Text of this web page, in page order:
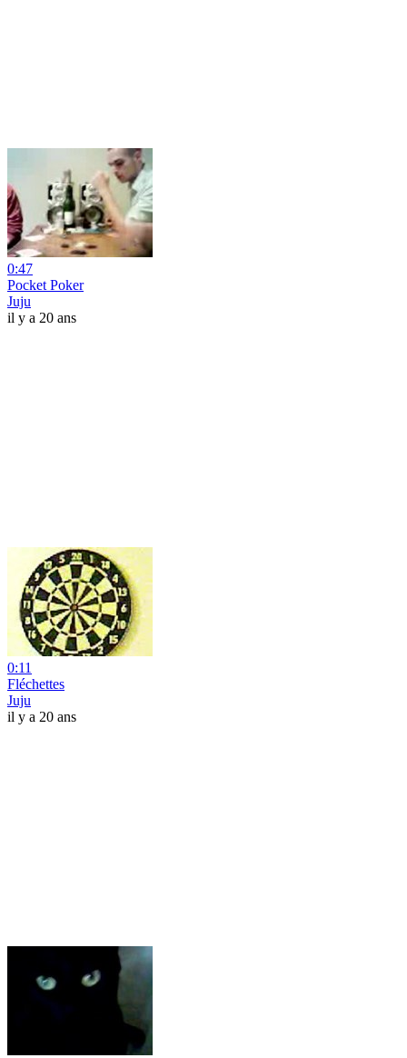
0:47
Pocket Poker
Juju
il y a 20 ans
0:11
Fléchettes
Juju
il y a 20 ans